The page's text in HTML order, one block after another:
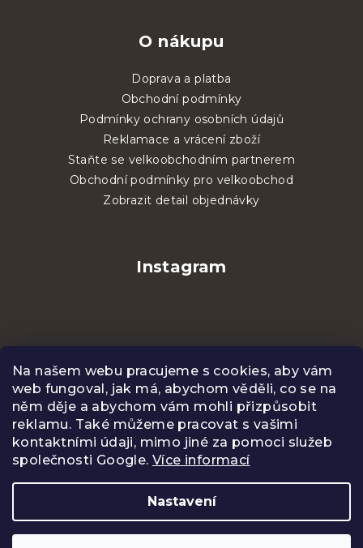
Na našem webu pracujeme s cookies, aby vám
web fungoval, jak má, abychom věděli, co se na
něm děje a abychom vám mohli přizpůsobit
reklamu. Také můžeme pracovat s vašimi
kontaktními údaji, mimo jiné za pomoci služeb
společnosti Google.Více informací
Nastavení
O nákupu
Doprava a platba
Obchodní podmínky
Podmínky ochrany osobních údajů
Reklamace a vrácení zboží
Staňte se velkoobchodním partnerem
Obchodní podmínky pro velkoobchod
Zobrazit detail objednávky
Instagram
Sledovat na Instagramu